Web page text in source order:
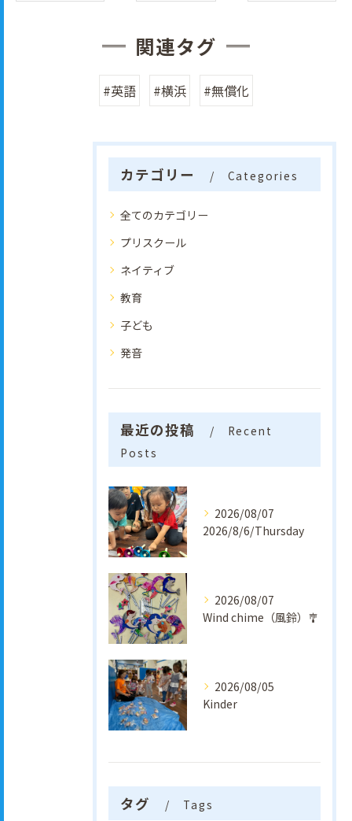
関連タグ
#英語 #横浜 #無償化
カテゴリー Categories
全てのカテゴリー
プリスクール
ネイティブ
教育
子ども
発音
最近の投稿
Recent
Posts
2026/08/07
2026/8/6/Thursday
2026/08/07
Wind chime（風鈴）🎐
2026/08/05
Kinder
タグ Tags